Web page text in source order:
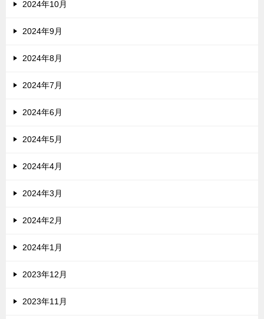
2024年10月
2024年9月
2024年8月
2024年7月
2024年6月
2024年5月
2024年4月
2024年3月
2024年2月
2024年1月
2023年12月
2023年11月